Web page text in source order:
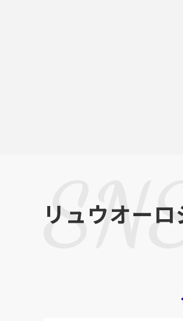
リュウオー